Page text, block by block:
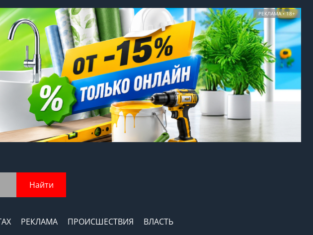
РЕКЛАМА • 18+
Найти
РЕКЛАМА ПРОИСШЕСТВИЯ
ВЛАСТЬ